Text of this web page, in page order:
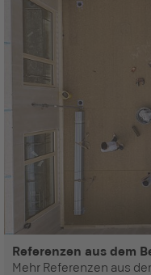
Referenzen aus dem
Mehr Referenzen aus